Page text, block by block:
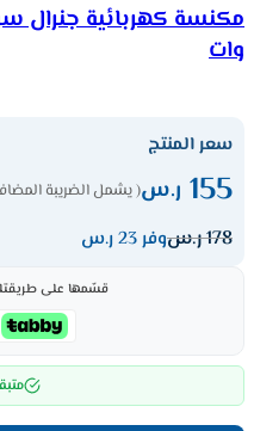
وات
سعر المنتج
155 ر.س( يشمل الضريبة
178ر.سوفر 23 ر.س
قسّمها على